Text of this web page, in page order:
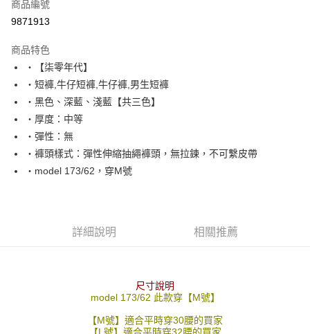
超商取貨付款
Apple Pay
街口支付
悠遊付
Google Pay
AFTEE先享後付
１．簡單：不需註冊會員、不需綁卡、不需儲值。
【「AFTEE先享後付」結帳流程】
１．於結帳方式選擇「AFTEE先享後付」後，將跳轉至「AFTEE先享後付」
２．訂單成立數日內，您將收到繳費通知簡訊。
每筆NT$80，滿NT$1,800(含以上)免運費
每筆NT$80，滿NT$1,800(含以上)免運費
商品編號
9871913
商品特色
‧【柒零年代】
‧短褲,牛仔短褲,牛仔褲,男生短褲
‧黑色、深藍、淺藍【共三色】
‧厚度：中等
‧彈性：無
‧褲頭樣式：彈性伸縮抽繩褲頭，無拉鍊，不可繫皮帶
‧model 173/62，穿M號
詳細說明 相關推薦
尺寸說明
model 173/62 此款穿【M號】
【M號】適合平時穿30腰的買家
【L號】適合平時穿32腰的買家